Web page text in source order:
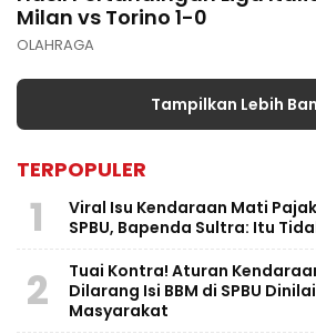
Milan vs Torino 1-0
OLAHRAGA
Tampilkan Lebih
TERPOPULER
1
Viral Isu Kendaraan Mati
SPBU, Bapenda Sultra: Itu
2
Tuai Kontra! Aturan
Dilarang Isi BBM di SPBU
Masyarakat